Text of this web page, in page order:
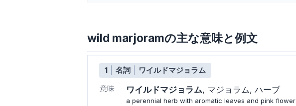
wild marjoramの主な意味と例文
1 名詞
ワイルドマジョラム
意味
ワイルドマジョラム マジョラム ハーブ
a perennial herb with aromatic leaves and pink